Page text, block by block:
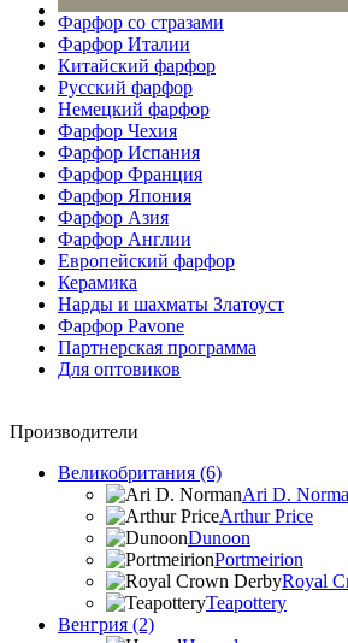
Фарфор со стразами
Фарфор Италии
Китайский фарфор
Русский фарфор
Немецкий фарфор
Фарфор Чехия
Фарфор Испания
Фарфор Франция
Фарфор Япония
Фарфор Азия
Фарфор Англии
Европейский фарфор
Керамика
Нарды и шахматы Златоуст
Фарфор Pavone
Партнерская программа
Для оптовиков
Производители
Великобритания (6)
Ari D.
Arthur Price
Dunoon
Portmeirion
Royal
Teapottery
Венгрия (2)